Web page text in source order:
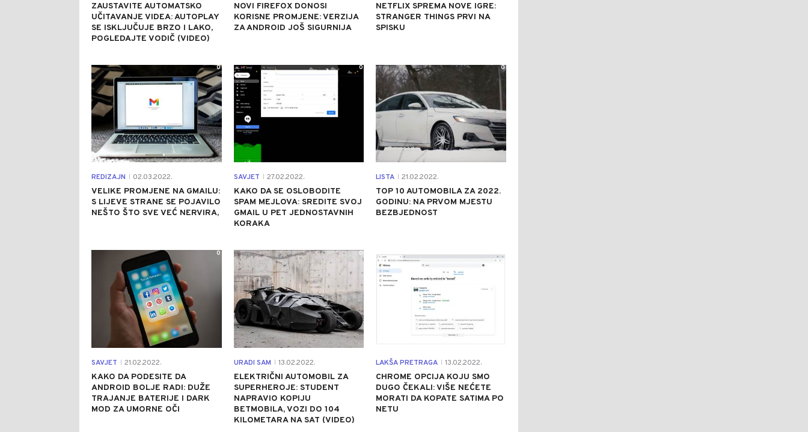
ZAUSTAVITE AUTOMATSKO
UČITAVANJE VIDEA: AUTOPLAY
SE ISKLJUČUJE BRZO I LAKO,
POGLEDAJTE VODIČ (VIDEO)
NOVI FIREFOX DONOSI
KORISNE PROMJENE: VERZIJA
ZA ANDROID JOŠ SIGURNIJA
NETFLIX SPREMA NOVE IGRE:
STRANGER THINGS PRVI NA
SPISKU
REDIZAJN 02.03.2022.
VELIKE PROMJENE NA GMAILU:
S LIJEVE STRANE SE POJAVILO
NEŠTO ŠTO SVE VEĆ NERVIRA,
0
SAVJET 27.02.2022.
KAKO DA SE OSLOBODITE
SPAM MEJLOVA: SREDITE SVOJ
GMAIL U PET JEDNOSTAVNIH
KORAKA
0
LISTA 21.02.2022.
TOP 10 AUTOMOBILA ZA 2022.
GODINU: NA PRVOM MJESTU
BEZBJEDNOST
0
SAVJET 21.02.2022.
KAKO DA PODESITE DA
ANDROID BOLJE RADI: DUŽE
TRAJANJE BATERIJE I DARK
MOD ZA UMORNE OČI
0
URADI SAM 13.02.2022.
ELEKTRIČNI AUTOMOBIL ZA
SUPERHEROJE: STUDENT
NAPRAVIO KOPIJU
BETMOBILA, VOZI DO 104
KILOMETARA NA SAT (VIDEO)
0
LAKŠA PRETRAGA 13.02.2022.
CHROME OPCIJA KOJU SMO
DUGO ČEKALI: VIŠE NEĆETE
MORATI DA KOPATE SATIMA PO
NETU
0